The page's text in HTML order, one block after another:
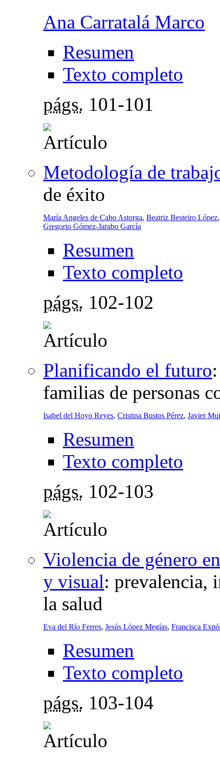
Ana Carratalá Marco
Resumen
Texto completo
págs. 101-101
Metodología de
de éxito
María Angeles de Cabo Astorga, Beatriz Besteiro López
Gregorio Gómez-Jarabo García
Resumen
Texto completo
págs. 102-102
Planificando el futuro
familias de personas
Isabel del Hoyo Reyes, Cristina Bustos Pérez, Javier
Resumen
Texto completo
págs. 102-103
Violencia de género
y visual: prevalencia,
la salud
Eva del Río Ferres, Jesús López Megías, Francisca
Resumen
Texto completo
págs. 103-104